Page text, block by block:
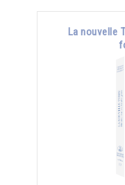
La nouvelle